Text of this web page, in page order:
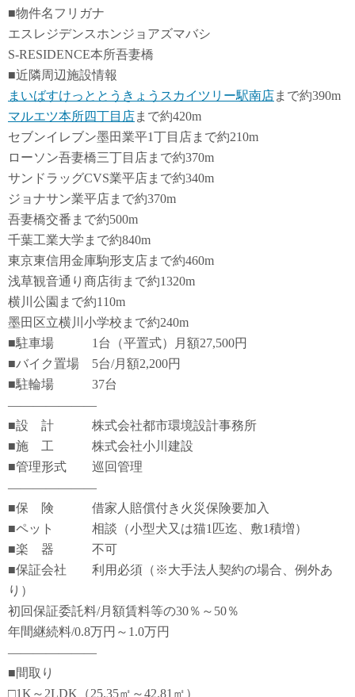
■物件名フリガナ
エスレジデンスホンジョアズマバシ
S-RESIDENCE本所吾妻橋
■近隣周辺施設情報
まいばすけっととうきょうスカイツリー駅南店まで約390m
マルエツ本所四丁目店まで約420m
セブンイレブン墨田業平1丁目店まで約210m
ローソン吾妻橋三丁目店まで約370m
サンドラッグCVS業平店まで約340m
ジョナサン業平店まで約370m
吾妻橋交番まで約500m
千葉工業大学まで約840m
東京東信用金庫駒形支店まで約460m
浅草観音通り商店街まで約1320m
横川公園まで約110m
墨田区立横川小学校まで約240m
■駐車場 1台（平置式）月額27,500円
■バイク置場 5台/月額2,200円
■駐輪場 37台
―――――――
■設 計 株式会社都市環境設計事務所
■施 工 株式会社小川建設
■管理形式 巡回管理
―――――――
■保 険 借家人賠償付き火災保険要加入
■ペット 相談（小型犬又は猫1匹迄、敷1積増）
■楽 器 不可
■保証会社 利用必須（※大手法人契約の場合、例外あ
り）
初回保証委託料/月額賃料等の30％～50％
年間継続料/0.8万円～1.0万円
―――――――
■間取り
□1K～2LDK（25.35㎡～42.81㎡）